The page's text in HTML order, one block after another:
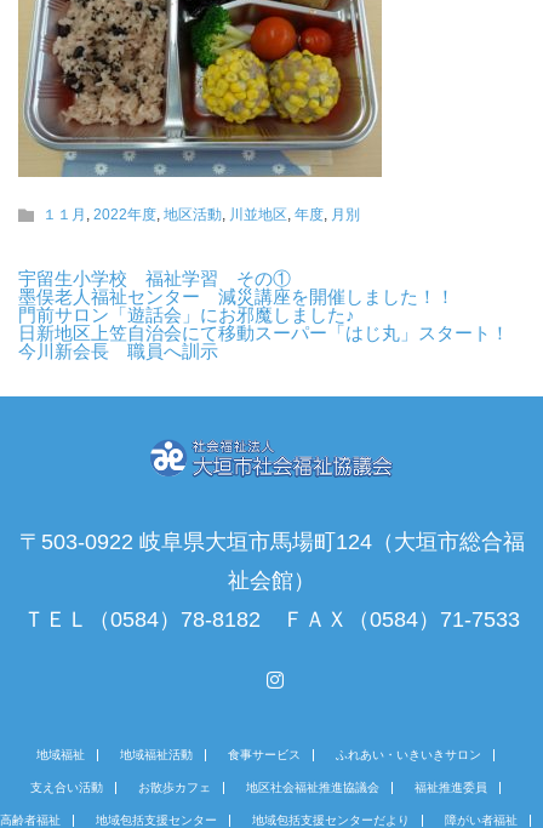
１１月 , 2022年度, 地区活動, 川並地区, 年度, 月別
宇留生小学校 福祉学習 その①
墨俣老人福祉センター 減災講座を開催しました！！
門前サロン「遊話会」にお邪魔しました♪
日新地区上笠自治会にて移動スーパー「はじ丸」スタート！
今川新会長 職員へ訓示
〒503-0922 岐阜県大垣市馬場町124（大垣市総合福
祉会館）
ＴＥＬ（0584）78-8182 ＦＡＸ（0584）71-7533
地域福祉 地域福祉活動 食事サービス ふれあい・いきいきサロン
支え合い活動 お散歩カフェ 地区社会福祉推進協議会 福祉推進委員
高齢者福祉 地域包括支援センター 地域包括支援センターだより 障がい者福祉